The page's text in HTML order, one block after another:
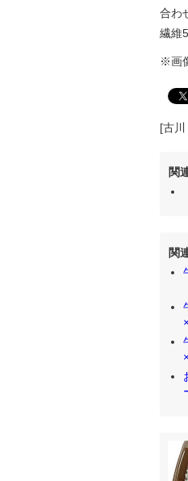
合わ
繊維
※画
[古川
関
関